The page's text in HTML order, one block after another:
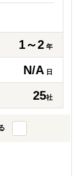
1～2 年
N/A 日
25社
ます